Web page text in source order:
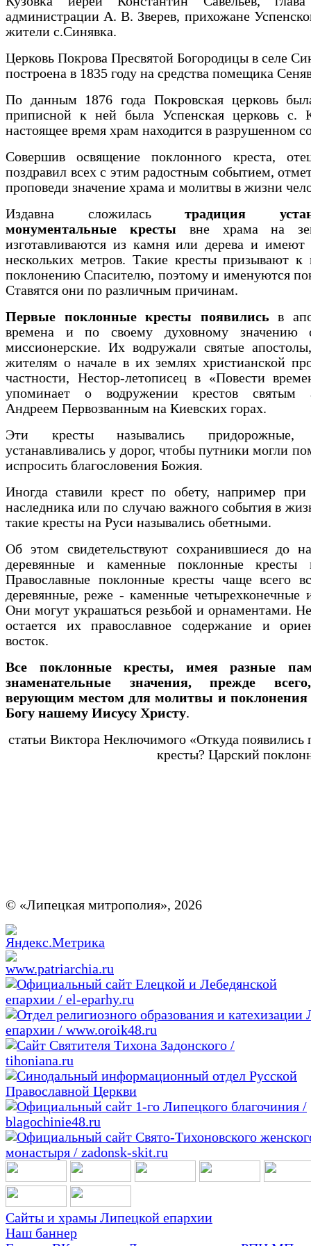
администрации А. В. Зверев, прихожане
жители с.Синявка.
Церковь Покрова Пресвятой Богородицы в селе
построена в 1835 году на средства помещика
По данным 1876 года Покровская церковь
приписной к ней была Успенская церковь с.
настоящее время храм находится в разрушенном
Совершив освящение поклонного креста,
поздравил всех с этим радостным событием,
проповеди значение храма и молитвы в жизни
Издавна сложиласьтрадиция
монументальные кресты вне храма на
изготавливаются из камня или дерева и имеют
нескольких метров. Такие кресты призывают к
поклонению Спасителю, поэтому и именуются
Ставятся они по различным причинам.
Первые поклонные кресты появились в
времена и по своему духовному значению
миссионерские. Их водружали святые
жителям о начале в их землях христианской
частности, Нестор-летописец в «Повести
упоминает о водружении крестов святым
Андреем Первозванным на Киевских горах.
Эти кресты назывались придорожные,
устанавливались у дорог, чтобы путники могли
испросить благословения Божия.
Иногда ставили крест по обету, например
наследника или по случаю важного события в
такие кресты на Руси назывались обетными.
Об этом свидетельствуют сохранившиеся до
деревянные и каменные поклонные кресты
Православные поклонные кресты чаще всего
деревянные, реже - каменные четырехконечные
Они могут украшаться резьбой и орнаментами.
остается их православное содержание и
восток.
Все поклонные кресты, имея разные
знаменательные значения, прежде
верующим местом для молитвы и поклонения
Богу нашему Иисусу Христу.
статьи Виктора Неключимого «Откуда появились
кресты? Царский
© «Липецкая митрополия», 2026
Сайты и храмы Липецкой епархии
Наш баннер